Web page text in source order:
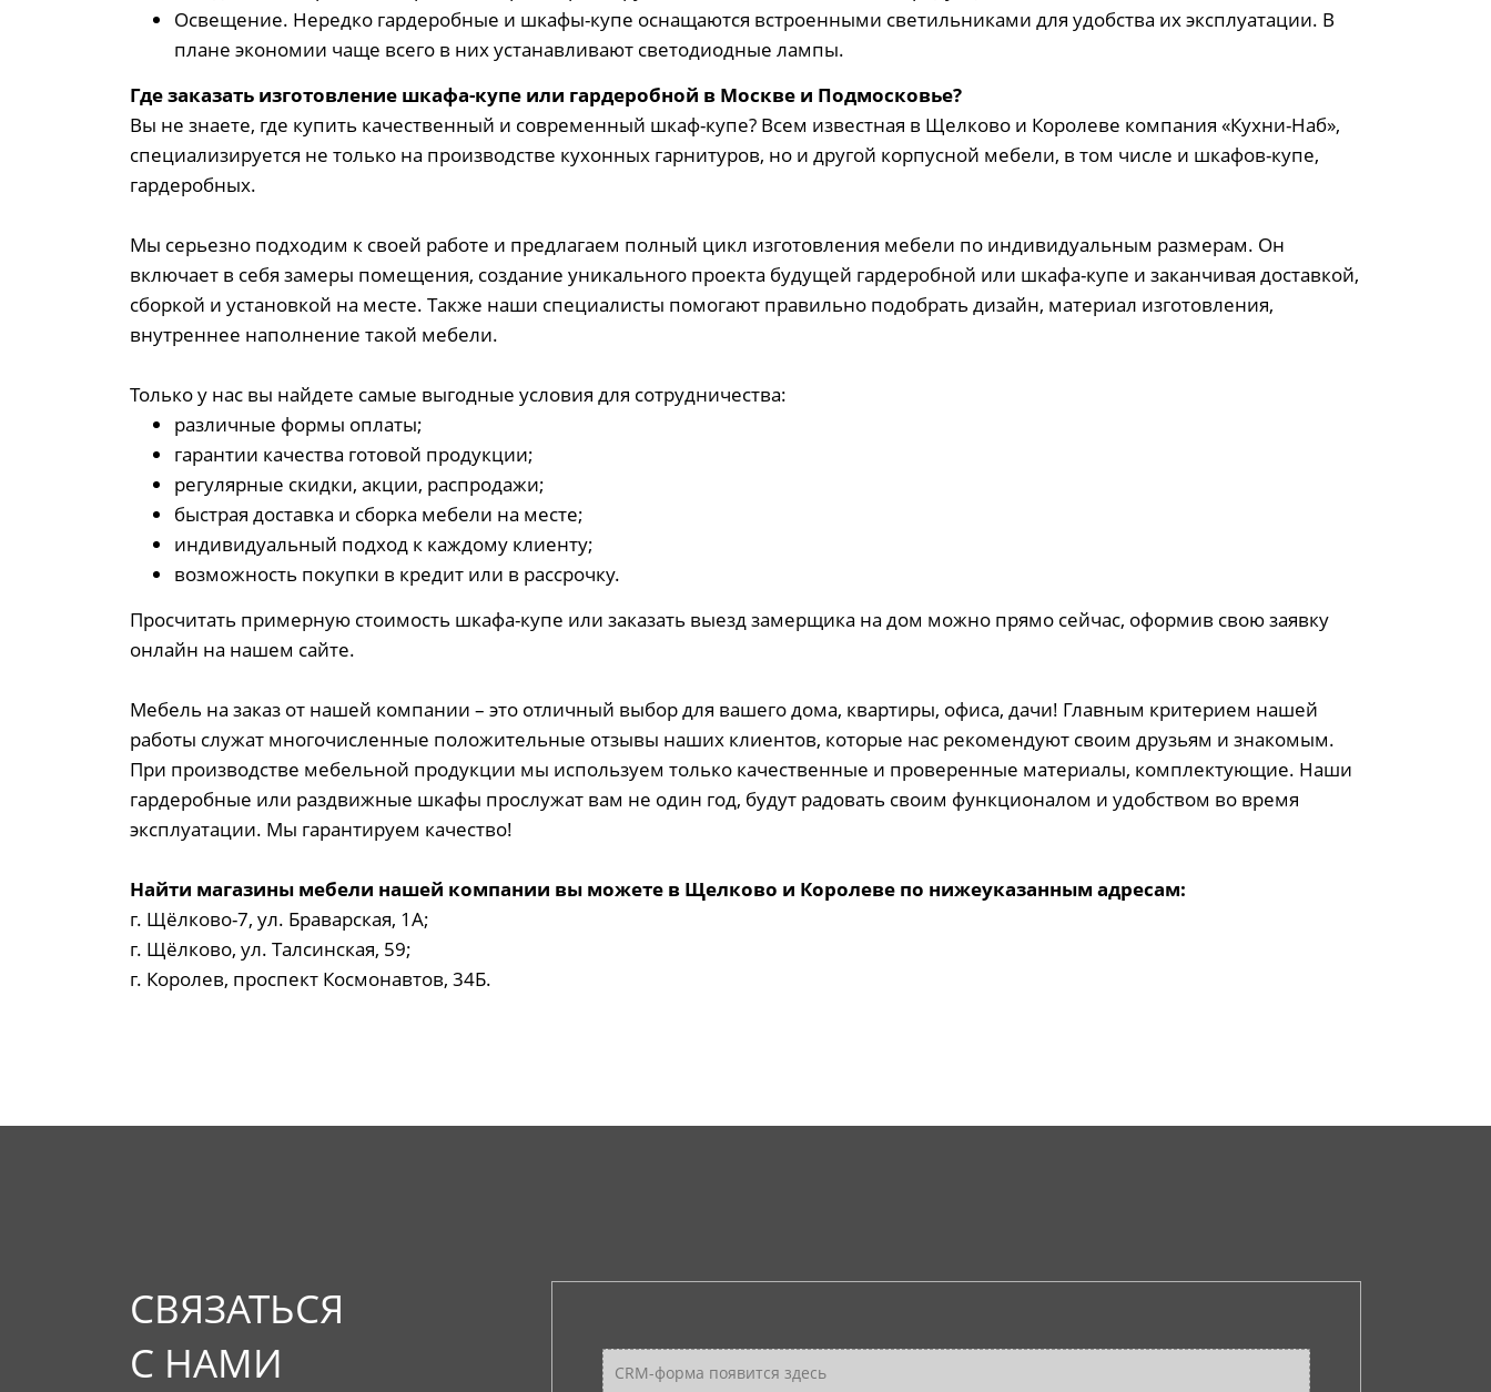
Освещение. Нередко гардеробные и шкафы-купе оснащаются встроенными светильниками для удобства их эксплуатации. В
плане экономии чаще всего в них устанавливают светодиодные лампы.
Где заказать изготовление шкафа-купе или гардеробной в Москве и Подмосковье?
Вы не знаете, где купить качественный и современный шкаф-купе? Всем известная в Щелково и Королеве компания «Кухни-Наб»,
специализируется не только на производстве кухонных гарнитуров, но и другой корпусной мебели, в том числе и шкафов-купе,
гардеробных.
Мы серьезно подходим к своей работе и предлагаем полный цикл изготовления мебели по индивидуальным размерам. Он
включает в себя замеры помещения, создание уникального проекта будущей гардеробной или шкафа-купе и заканчивая доставкой,
сборкой и установкой на месте. Также наши специалисты помогают правильно подобрать дизайн, материал изготовления,
внутреннее наполнение такой мебели.
Только у нас вы найдете самые выгодные условия для сотрудничества:
различные формы оплаты;
гарантии качества готовой продукции;
регулярные скидки, акции, распродажи;
быстрая доставка и сборка мебели на месте;
индивидуальный подход к каждому клиенту;
возможность покупки в кредит или в рассрочку.
Просчитать примерную стоимость шкафа-купе или заказать выезд замерщика на дом можно прямо сейчас, оформив свою заявку
онлайн на нашем сайте.
Мебель на заказ от нашей компании – это отличный выбор для вашего дома, квартиры, офиса, дачи! Главным критерием нашей
работы служат многочисленные положительные отзывы наших клиентов, которые нас рекомендуют своим друзьям и знакомым.
При производстве мебельной продукции мы используем только качественные и проверенные материалы, комплектующие. Наши
гардеробные или раздвижные шкафы прослужат вам не один год, будут радовать своим функционалом и удобством во время
эксплуатации. Мы гарантируем качество!
Найти магазины мебели нашей компании вы можете в Щелково и Королеве по нижеуказанным адресам:
г. Щёлково-7, ул. Браварская, 1А;
г. Щёлково, ул. Талсинская, 59;
г. Королев, проспект Космонавтов, 34Б.
СВЯЗАТЬСЯ
С НАМИ
CRM-форма появится здесь